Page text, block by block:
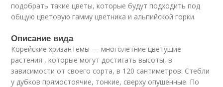
подобрать такие цветы, которые будут подходить под
общую цветовую гамму цветника и альпийской горки.
Описание вида
Корейские хризантемы — многолетние цветущие
растения , которые могут достигать высоты, в
зависимости от своего сорта, в 120 сантиметров. Стебли
у дубков прямостоячие, тонкие, сверху опушенные. По